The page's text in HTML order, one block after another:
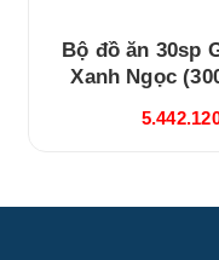
Bộ đồ ăn 30sp
Xanh Ngọc